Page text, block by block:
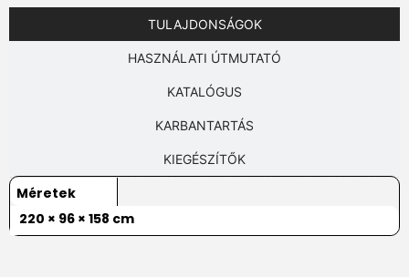
TULAJDONSÁGOK
HASZNÁLATI ÚTMUTATÓ
KATALÓGUS
KARBANTARTÁS
KIEGÉSZÍTŐK
Méretek
220 × 96 × 158 cm